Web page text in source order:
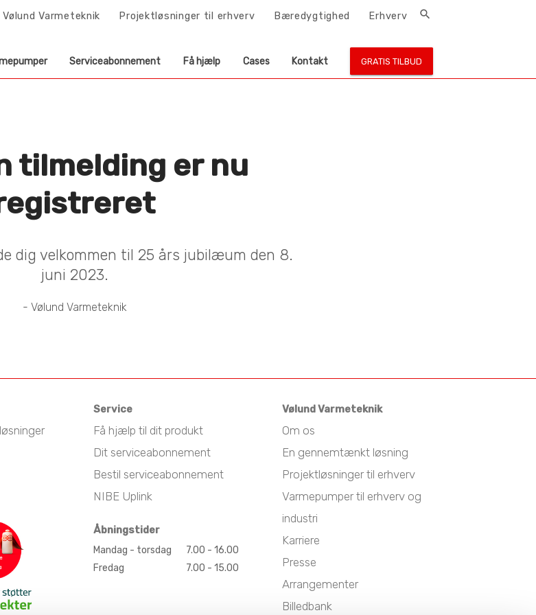
search
Vølund Varmeteknik Projektløsninger til erhverv Bæredygtighed Erhverv
Serviceabonnement Få hjælp Cases Kontakt GRATIS TILBUD
tilmelding er nu
dig velkommen til 25 års jubilæum den 8.
juni 2023.
- Vølund Varmeteknik
Service
Få hjælp til dit produkt
Dit serviceabonnement
Bestil serviceabonnement
NIBE Uplink
Åbningstider
Mandag - torsdag
7.00 - 16.00
Fredag
7.00 - 15.00
Vølund Varmeteknik
Om os
En gennemtænkt løsning
Projektløsninger til erhverv
Varmepumper til erhverv og
industri
Karriere
Presse
Arrangementer
Billedbank